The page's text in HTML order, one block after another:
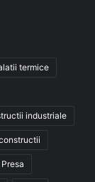
termice
industriale
Presa